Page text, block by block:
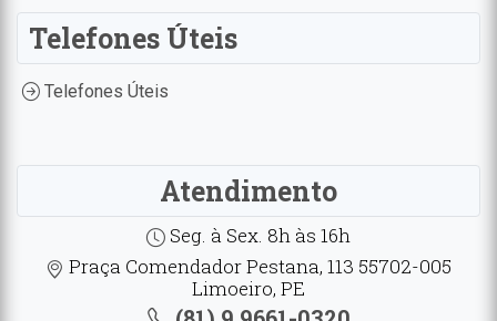
Telefones Úteis
Telefones Úteis
Atendimento
Seg. à Sex. 8h às 16h
Praça Comendador Pestana, 113 55702-005
Limoeiro, PE